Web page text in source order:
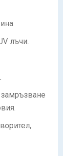
лъчи.
замръзване